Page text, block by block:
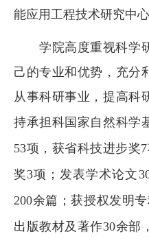
能应用工程技术研究中
学院高度重视科学
己的专业和优势，充分
从事科研事业，提高科
持承担科国家自然科学
53项，获省科技进步奖7
奖3项；发表学术论文
200余篇；获授权发明
出版教材及著作30余部